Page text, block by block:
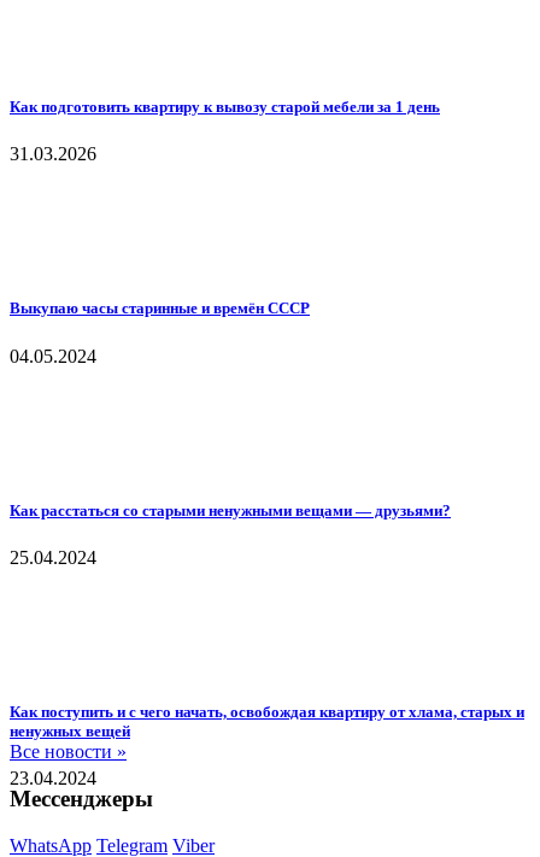
Как подготовить квартиру к вывозу старой мебели за 1 день
31.03.2026
Выкупаю часы старинные и времён СССР
04.05.2024
Как расстаться со старыми ненужными вещами — друзьями?
25.04.2024
Как поступить и с чего начать, освобождая квартиру от хлама, старых и
ненужных вещей
23.04.2024
Все новости »
Мессенджеры
WhatsApp Telegram Viber